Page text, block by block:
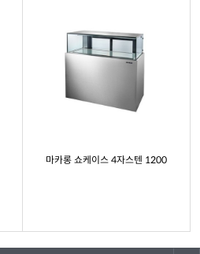
마카롱 쇼케이스 4자스텐 1200